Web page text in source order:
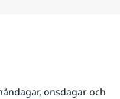
onsdagar och